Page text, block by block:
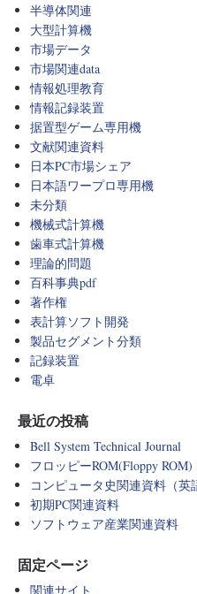
半導体関連
大型計算機
市場データ
市場関連data
情報処理教育
情報記録装置
据置型ゲーム専用機
文献関連資料
日本PC市場シェア
日本語ワープロ専用機
未分類
機械式計算機
歯車式計算機
理論的問題
百科事典pdf
著作権
表計算ソフト開発
製品セグメント分類
記録装置
電卓
最近の投稿
Bell System Technical Journal
フロッピーROM(Floppy ROM)
コンピュータ史関連資料（英
初期PC関連資料
ソフトウェア産業関連資料
固定ページ
関連サイト